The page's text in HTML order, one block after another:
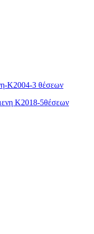
Κ2004-3 θέσεων